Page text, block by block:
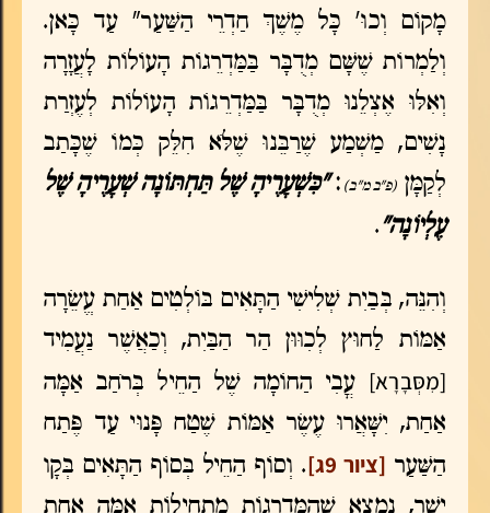
מָקוֹם וְכוּ' כָּל מֶשֶׁךְ חַדְרֵי הַשַּׁעַר" עַד כָּאן.
וְלַמְרוֹת שֶׁשָּׁם מְדֻבָּר בַּמַּדְרֵגוֹת הָעוֹלוֹת לָעֲזָרָה
וְאִלּוּ אֶצְלֵנוּ מְדֻבָּר בַּמַּדְרֵגוֹת הָעוֹלוֹת לְעֶזְרַת
נָשִׁים, מַשְׁמַע שֶׁרַבֵּנוּ שֶׁלֹּא חִלֵּק כְּמוֹ שֶׁכָּתַב
לְקַמָּן (פ"ב מ"ב) :"כִּשְׁעָרֶיהָ שֶׁל תַּחְתּוֹנָה שְׁעָרֶיהָ שֶׁל
עֶלְיוֹנָה".
וְהִנֵּה, בְּבַיִת שְׁלִישִׁי הַתָּאִים בּוֹלְטִים אַחַת עֱשֵׂרָה
אַמּוֹת לַחוּץ לְכִוּוּן הַר הַבַּיִת, וְכַאֲשֶׁר נַעֲמִיד
[מִסְּבָרָא] עֳבִי הַחוֹמָה שֶׁל הַחֵיל בְּרֹחַב אַמָּה
אַחַת, יִשָּׁאֲרוּ עֶשֶׂר אַמּוֹת שֶׁטַח פָּנוּי עַד פֶּתַח
הַשַּׁעַר [ציור 9ג]
. וְסוֹף הַחֵיל בְּסוֹף הַתָּאִים בְּקָו